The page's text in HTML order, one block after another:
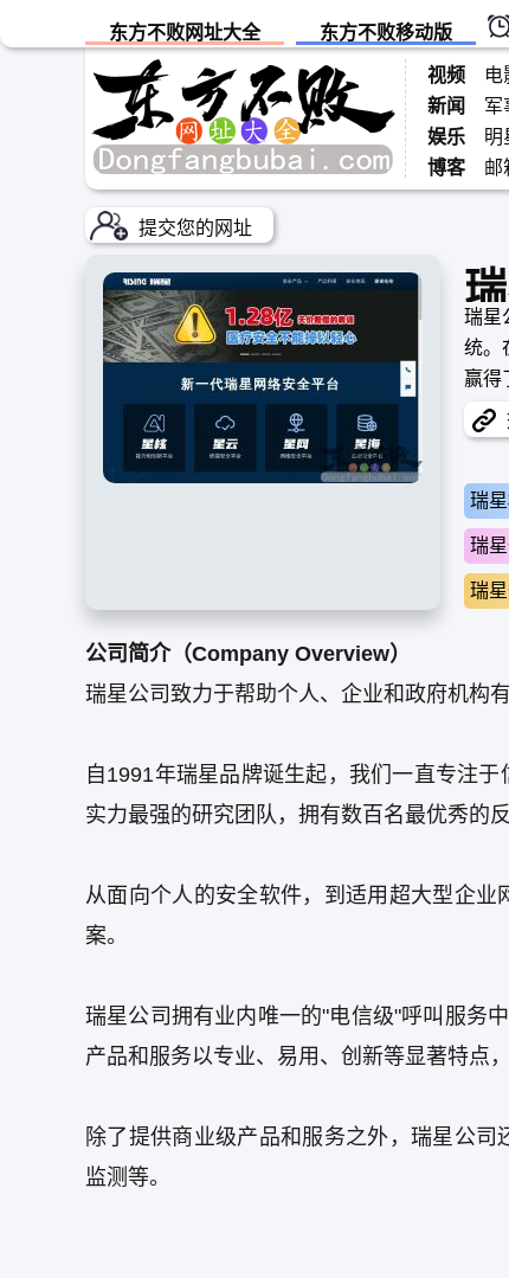
东方不败网址大全 东方不败移动版
视频 电
新闻
军
娱乐
明
博客
邮
提交您的网址
瑞星
统。
赢得
提
瑞
瑞
瑞
公司简介（Company Overview）
瑞星公司致力于帮助个人、企业和政府机构
自1991年瑞星品牌诞生起，我们一直专注
实力最强的研究团队，拥有数百名最优秀的
从面向个人的安全软件，到适用超大型企
案。
瑞星公司拥有业内唯一的"电信级"呼叫服务
产品和服务以专业、易用、创新等显著特点
除了提供商业级产品和服务之外，瑞星公
监测等。